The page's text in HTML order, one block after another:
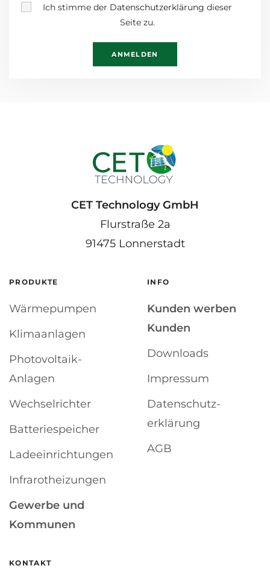
Ich stimme der Datenschutzerklärung dieser
Seite zu.
ANMELDEN
CET Technology GmbH
Flurstraße 2a
91475 Lonnerstadt
PRODUKTE
Wärmepumpen
Klimaanlagen
Photovoltaik-
Anlagen
Wechselrichter
Batterie­speicher
Ladeeinrichtungen
Infrarot­heizungen
Gewerbe und
Kommunen
INFO
Kunden werben
Kunden
Downloads
Impressum
Datenschutz­
erklärung
AGB
KONTAKT